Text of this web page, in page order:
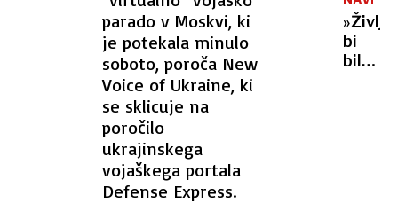
parado v Moskvi, ki
je potekala minulo
soboto, poroča New
Voice of Ukraine, ki
se sklicuje na
poročilo
ukrajinskega
vojaškega portala
Defense Express.
vajo
bi
bilo